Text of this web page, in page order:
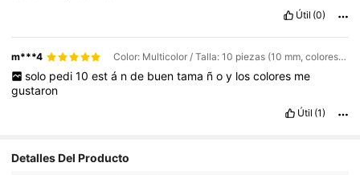
Útil (0)
m***4 Color: Multicolor / Talla: 10 piezas (10 mm, colores aleatorios)
solo pedi 10 est á n de buen tama ñ o y los colores me
gustaron
Útil (1)
Detalles Del Producto